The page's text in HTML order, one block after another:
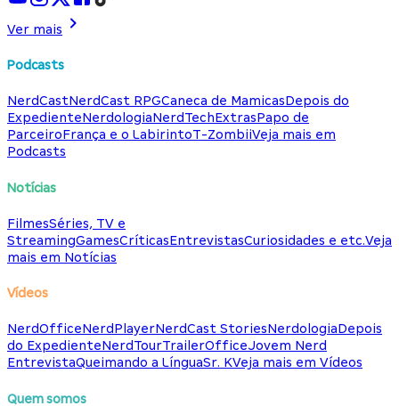
Ver mais
Podcasts
NerdCastNerdCast RPGCaneca de MamicasDepois do
ExpedienteNerdologiaNerdTechExtrasPapo de
ParceiroFrança e o LabirintoT-ZombiiVeja mais em
Podcasts
Notícias
FilmesSéries, TV e
StreamingGamesCríticasEntrevistasCuriosidades e etc.Veja
mais em Notícias
Vídeos
NerdOfficeNerdPlayerNerdCast StoriesNerdologiaDepois
do ExpedienteNerdTourTrailerOfficeJovem Nerd
EntrevistaQueimando a LínguaSr. KVeja mais em Vídeos
Quem somos